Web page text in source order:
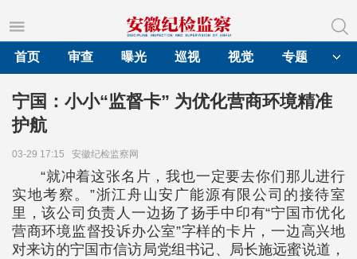
首页
审查 曝光 巡视 视觉 专题
宁国：小小“监督卡” 为优化营商环境精准
护航
03-29 17:15 安徽纪检监察网
“就冲着这张名片，我也一定要去你们那儿进行
实地考察。”浙江舟山安广能源有限公司的接待室
里，该公司负责人一边扬了扬手中印有“宁国市优化
营商环境监督投诉办公室”字样的卡片，一边高兴地
对来访的宁国市信访局党组书记、局长施远蜜说道，